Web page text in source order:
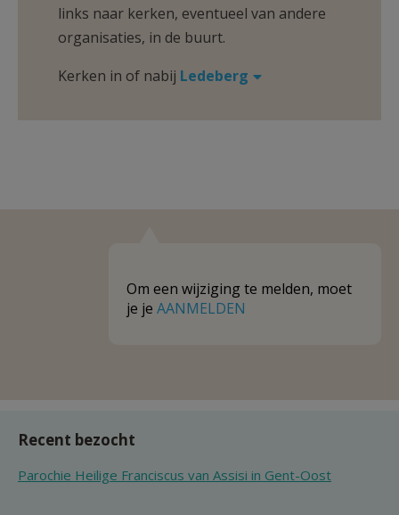
links naar kerken, eventueel van andere
organisaties, in de buurt.
Kerken in of nabij Ledeberg
Om een wijziging te melden, moet
je je AANMELDEN
Recent bezocht
Parochie Heilige Franciscus van Assisi in Gent-Oost